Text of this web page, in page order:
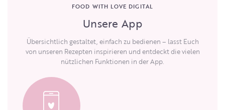
FOOD WITH LOVE DIGITAL
Unsere App
Übersichtlich gestaltet, einfach zu bedienen – lasst Euch
von unseren Rezepten inspirieren und entdeckt die vielen
nützlichen Funktionen in der App.